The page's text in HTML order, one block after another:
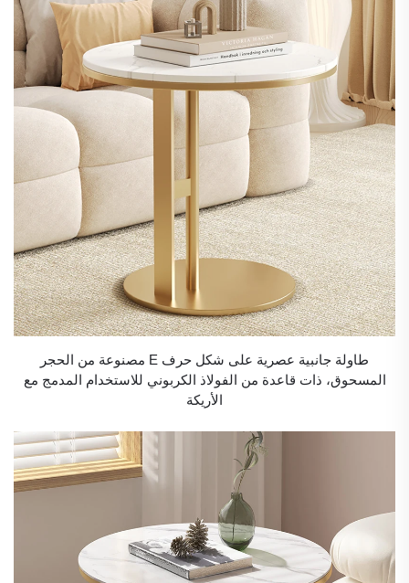
طاولة جانبية عصرية على شكل حرف E مصنوعة من الحجر
المسحوق، ذات قاعدة من الفولاذ الكربوني للاستخدام المدمج مع
الأريكة